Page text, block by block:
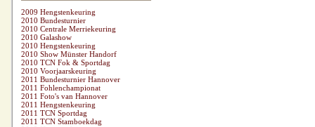
2009 Hengstenkeuring
2010 Bundesturnier
2010 Centrale Merriekeuring
2010 Galashow
2010 Hengstenkeuring
2010 Show Münster Handorf
2010 TCN Fok & Sportdag
2010 Voorjaarskeuring
2011 Bundesturnier Hannover
2011 Fohlenchampionat
2011 Foto's van Hannover
2011 Hengstenkeuring
2011 TCN Sportdag
2011 TCN Stamboekdag